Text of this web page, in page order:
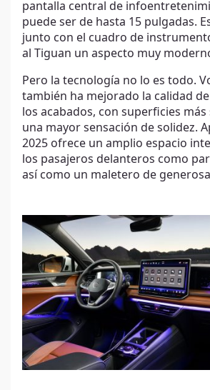
pantalla central de
puede ser de hasta 15 pulgadas.
junto con el cuadro de
al Tiguan un aspecto muy
Pero la tecnología no lo es todo.
también ha mejorado la calidad
los acabados, con superficies
una mayor sensación de solidez.
2025 ofrece un amplio espacio
los pasajeros delanteros como
así como un maletero de